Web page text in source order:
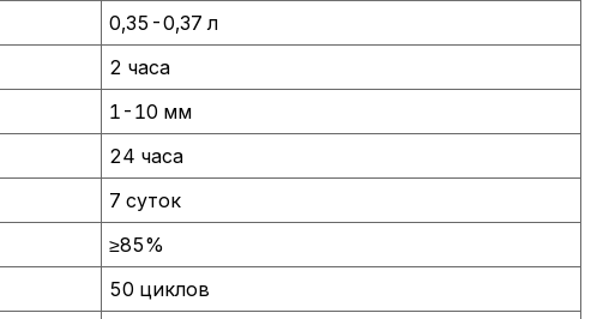
0,35-0,37 л
2 часа
1-10 мм
24 часа
7 суток
≥85%
50 циклов